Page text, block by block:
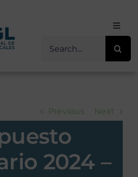
Previous Next
2024 –